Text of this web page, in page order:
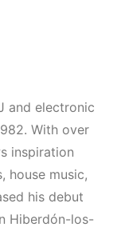
/
Müzik
ve
2023
Techno)
and electronic
With over
inspiration
house music,
his debut
Hiberdón-los-